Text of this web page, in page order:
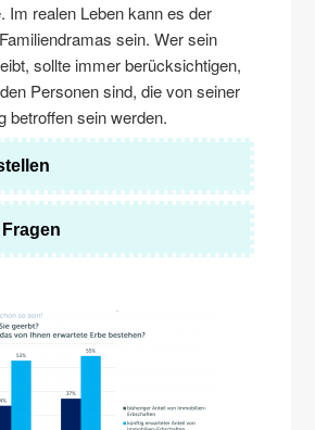
Im realen Leben kann es der
sein. Wer sein
sollte immer berücksichtigen,
Personen sind, die von seiner
betroffen sein werden.